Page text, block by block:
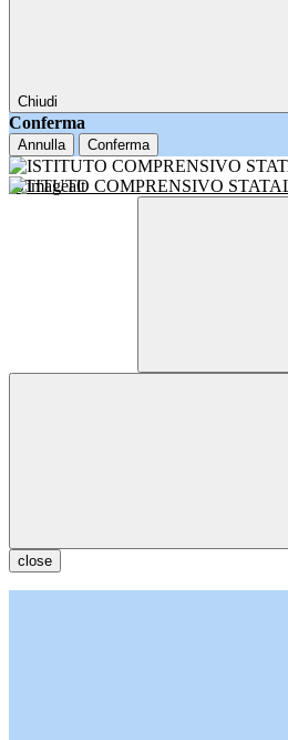
Chiudi
Conferma
Annulla Conferma
ISTITUTO COMPRENSIVO
close